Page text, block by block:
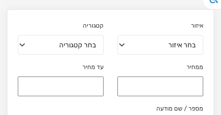
מאמרים
איזור קטגוריה
ממחיר עד מחיר
מספר / שם מודעה